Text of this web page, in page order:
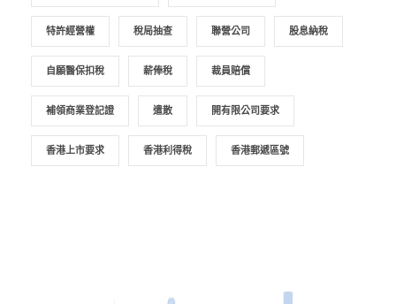
特許經營權 稅局抽查 聯營公司 股息納稅
自願醫保扣稅 薪俸稅 裁員賠償
補領商業登記證 遣散 開有限公司要求
香港上市要求 香港利得稅 香港郵遞區號